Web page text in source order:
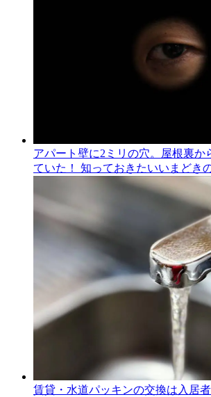
アパート壁に2ミリの穴。屋根裏か
ていた！ 知っておきたいいまどき
賃貸・水道パッキンの交換は入居者